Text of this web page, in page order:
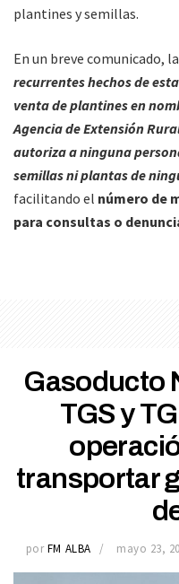
plantines y semillas.
En un breve comunicado,
recurrentes hechos de
venta de plantines en
Agencia de Extensión
autoriza a ninguna
semillas ni plantas de
facilitando el número de
para consultas o
Gasoducto
TGS y
transportar
por FM ALBA mayo 23,